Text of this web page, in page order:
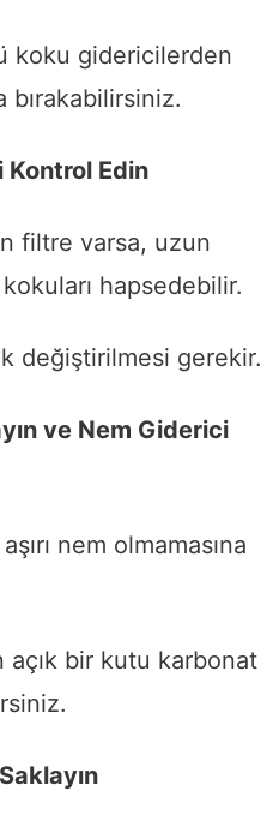
koku gidericilerden
Kontrol Edin
filtre varsa, uzun
hapsedebilir.
değiştirilmesi gerekir.
ve Nem Giderici
nem olmamasına
açık bir kutu karbonat